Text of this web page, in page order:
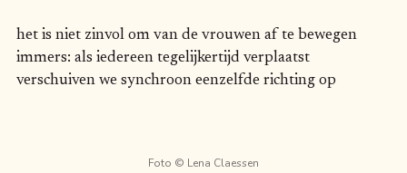
het is niet zinvol om van de vrouwen af te bewegen
immers: als iedereen tegelijkertijd verplaatst
verschuiven we synchroon eenzelfde richting op
Foto © Lena Claessen